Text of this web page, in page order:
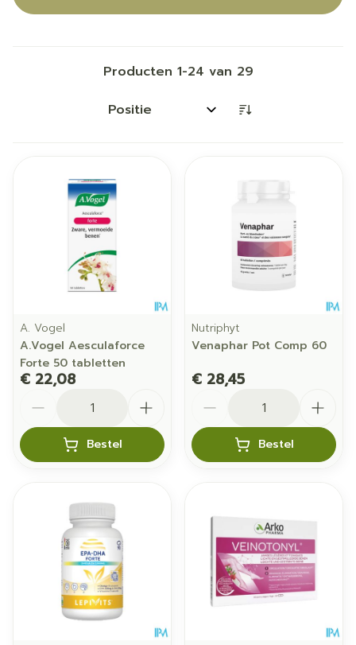
Producten 1-24 van 29
Sorteer op:
A. Vogel
A.Vogel Aesculaforce
Forte 50 tabletten
€ 22,08
Bestel
Nutriphyt
Venaphar Pot Comp 60
€ 28,45
Bestel